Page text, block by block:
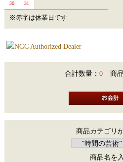
30 31
※赤字は休業日です
合計数量： 0 商
商品カテゴリ
商品名を